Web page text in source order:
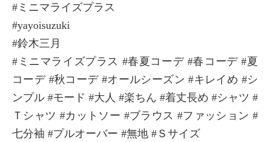
#ミニマライズプラス
#yayoisuzuki
#鈴木三月
#ミニマライズプラス #春夏コーデ #春コーデ #夏
コーデ #秋コーデ #オールシーズン #キレイめ #シ
ンプル #モード #大人 #楽ちん #着丈長め #シャツ #
Ｔシャツ #カットソー #ブラウス #ファッション #
七分袖 #プルオーバー #無地 #Ｓサイズ